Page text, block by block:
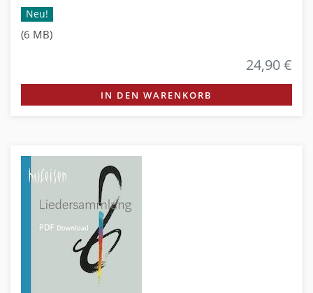
Neu!
(6 MB)
24,90 €
IN DEN WARENKORB